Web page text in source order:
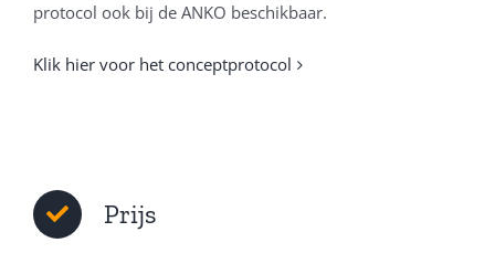
protocol ook bij de ANKO beschikbaar.
Klik hier voor het conceptprotocol
Prijs